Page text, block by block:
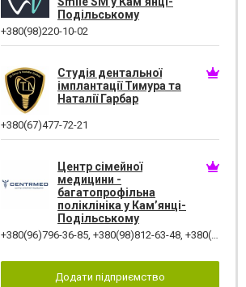
Подільському
+380(98)220-10-02
Студія дентальної
імплантації Тимура та
Наталії Гарбар
+380(67)477-72-21
Центр сімейної
медицини -
багатопрофільна
поліклініка у Кам’янці-
Подільському
+380(96)796-36-85, +380(98)812-63-48, +380(97)782-45-70
Додати підприємство